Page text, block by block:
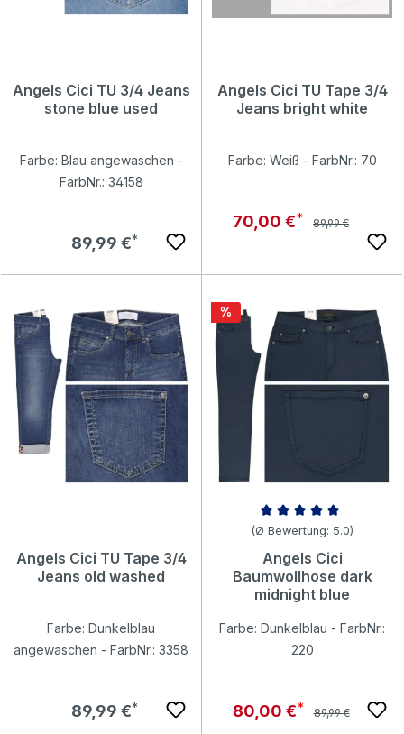
Angels Cici TU 3/4 Jeans
stone blue used
Farbe: Blau angewaschen -
FarbNr.: 34158
Regulärer Preis:
89,99 €
Angels Cici TU Tape 3/4
Jeans bright white
Farbe: Weiß - FarbNr.: 70
Verkaufspreis:
70,00 € Regulärer Preis:
89,99 €
Angels Cici TU Tape 3/4
Jeans old washed
Farbe: Dunkelblau
angewaschen - FarbNr.: 3358
Regulärer Preis:
89,99 €
Rabatt
%
Durchschnittliche Bewertung
(Ø Bewertung: 5.0)
Angels Cici
Baumwollhose dark
midnight blue
Farbe: Dunkelblau - FarbNr.:
220
Verkaufspreis:
80,00 € Regulärer Preis:
89,99 €